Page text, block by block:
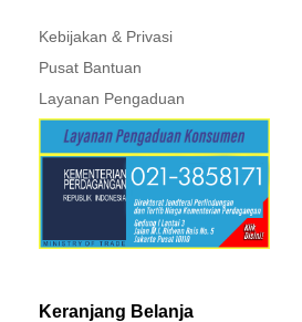
Kebijakan & Privasi
Pusat Bantuan
Layanan Pengaduan
Keranjang Belanja